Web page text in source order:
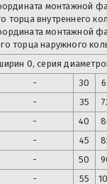
монтажной
торца внутреннего
монтажной
торца наружного
0, серия
- 30
- 35
- 40
- 45
- 50
- 55